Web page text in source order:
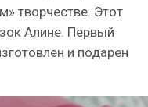
творчестве. Этот
Алине. Первый
и подарен